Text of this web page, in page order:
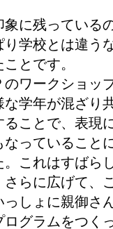
象に残っている
り学校とは違う
とです。
のワークショッ
な学年が混ざり
ることで、表現
なっていること
。これはすばら
さらに広げて、
っしょに親御さ
ログラムをつく